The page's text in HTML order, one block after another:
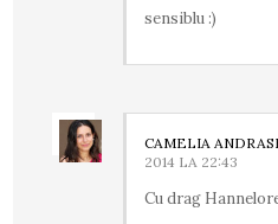
sensiblu :)
CAMELIA
2014 LA 22:43
Cu drag